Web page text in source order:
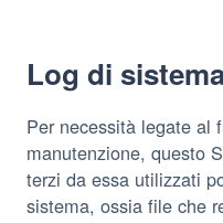
Log di
Per necessità legate al
manutenzione, questo
terzi da essa utilizzati
sistema, ossia file che